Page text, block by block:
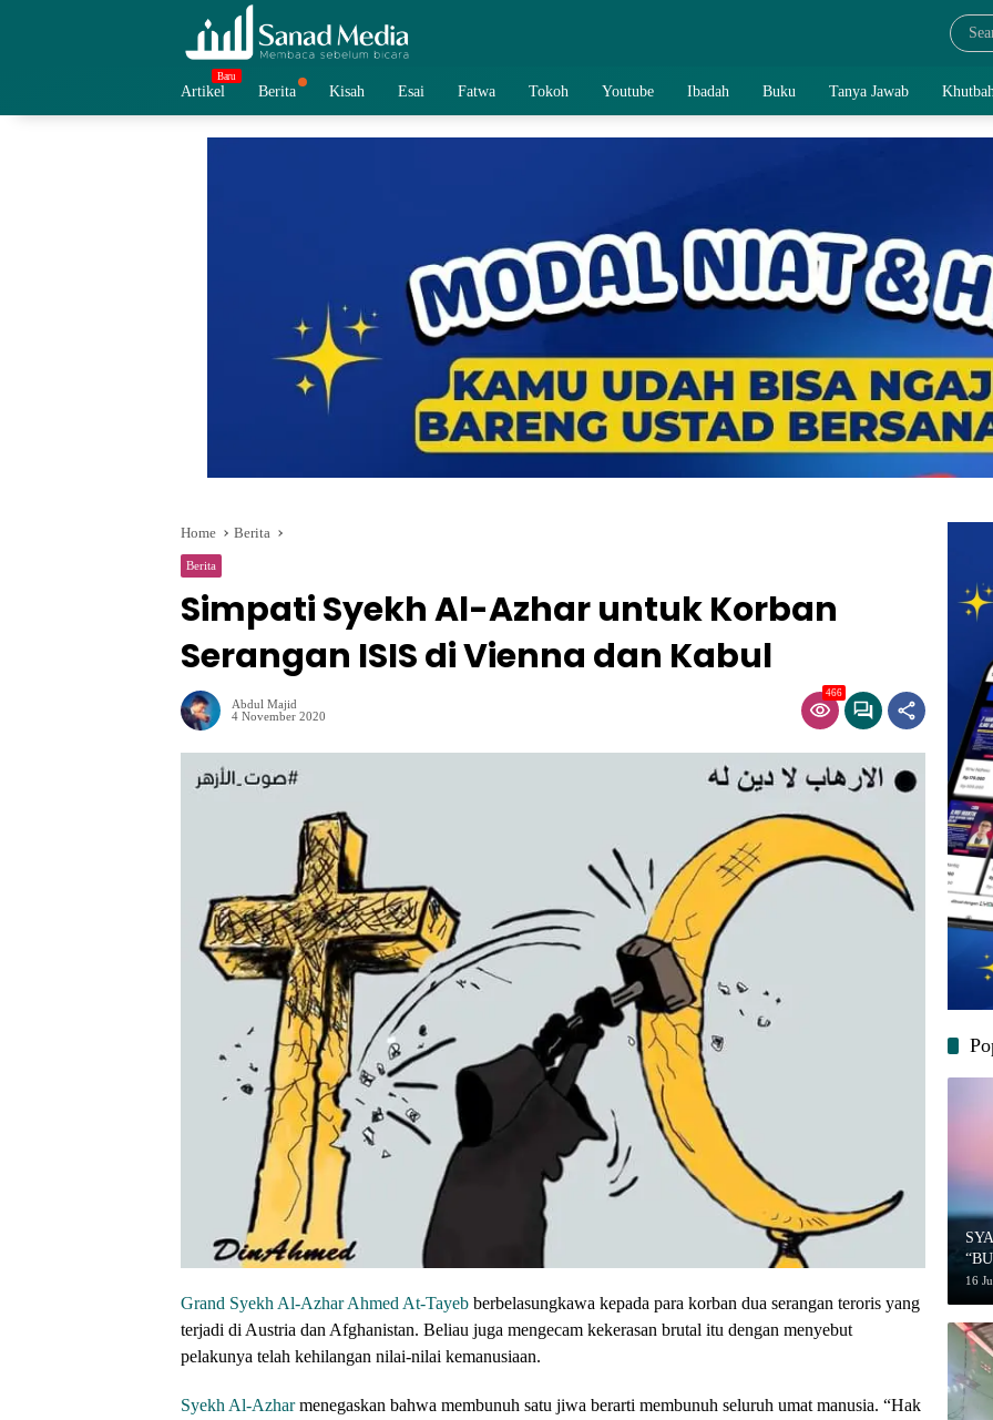
Artikel Berita Kisah Esai Fatwa Tokoh Youtube Ibadah Buku Tanya Jawab
Home Berita
Berita
Simpati Syekh Al-Azhar untuk Korban
Serangan ISIS di Vienna dan Kabul
Abdul Majid
4 November 2020
466
Grand Syekh Al-Azhar Ahmed At-Tayeb berbelasungkawa kepada para korban dua serangan teroris yang
terjadi di Austria dan Afghanistan. Beliau juga mengecam kekerasan brutal itu dengan menyebut
pelakunya telah kehilangan nilai-nilai kemanusiaan.
Syekh Al-Azharmenegaskan bahwa membunuh satu jiwa berarti membunuh seluruh umat manusia. “Hak
16